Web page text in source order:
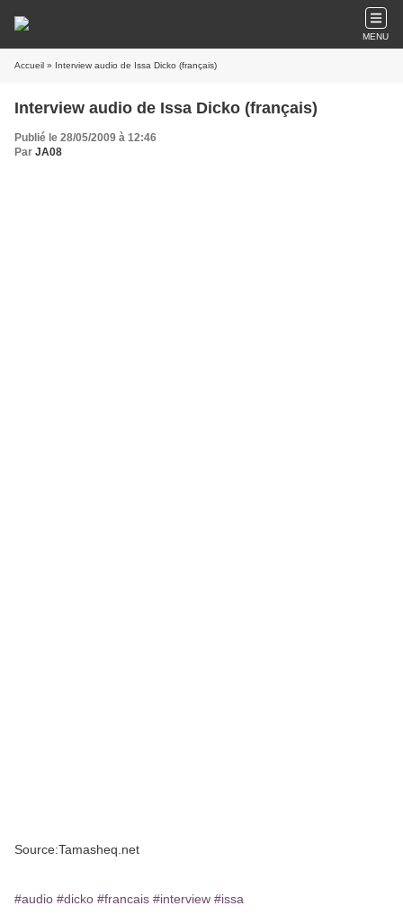
MENU
Accueil » Interview audio de Issa Dicko (français)
Interview audio de Issa Dicko (français)
Publié le 28/05/2009 à 12:46
Par JA08
Source:Tamasheq.net
#audio #dicko #francais #interview #issa